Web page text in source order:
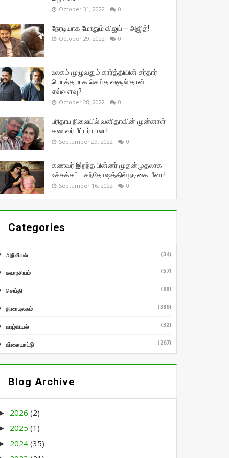
October 31, 2022 0
நேரடியாக மோதும் விஜய் – அஜித்!
October 29, 2022 0
உலகம் முழுவதும் கார்த்தியின் சர்தார்
மொத்தமாக செய்த வசூல் தான்
எவ்வளவு?
October 28, 2022 0
பரிதாப நிலையில் வனிதாவின் முன்னாள்
கணவர் பீட்டர் பாலா!
September 29, 2022 0
கணவர் இறந்த பின்னர் முதன்முதலாக
உச்சக்கட்ட சந்தோஷத்தில் நடிகை மீனா!
September 16, 2022 0
Categories
அறிவியல் (34)
சுவாரசியம் (57)
செய்தி (88)
திரையுலகம் (386)
வாழ்வியல் (32)
விளையாட்டு (267)
Blog Archive
► 2026(2)
► 2025(1)
► 2024(35)